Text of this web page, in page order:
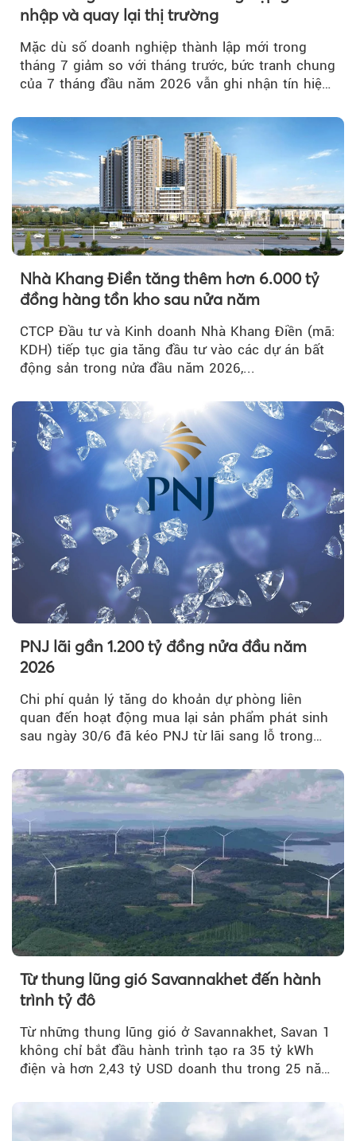
nhập và quay lại thị trường
Mặc dù số doanh nghiệp thành lập mới trong
tháng 7 giảm so với tháng trước, bức tranh chung
của 7 tháng đầu năm 2026 vẫn ghi nhận tín hiệu
Nhà Khang Điền tăng thêm hơn 6.000 tỷ
đồng hàng tồn kho sau nửa năm
CTCP Đầu tư và Kinh doanh Nhà Khang Điền (mã:
KDH) tiếp tục gia tăng đầu tư vào các dự án bất
động sản trong nửa đầu năm 2026,...
PNJ lãi gần 1.200 tỷ đồng nửa đầu năm
2026
Chi phí quản lý tăng do khoản dự phòng liên
quan đến hoạt động mua lại sản phẩm phát sinh
sau ngày 30/6 đã kéo PNJ từ lãi sang lỗ trong
Từ thung lũng gió Savannakhet đến hành
trình tỷ đô
Từ những thung lũng gió ở Savannakhet, Savan 1
không chỉ bắt đầu hành trình tạo ra 35 tỷ kWh
điện và hơn 2,43 tỷ USD doanh thu trong 25 năm